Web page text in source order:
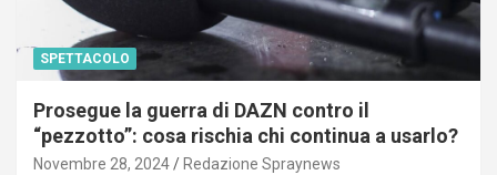
SPETTACOLO
Prosegue la guerra di DAZN contro il
“pezzotto”: cosa rischia chi continua a usarlo?
Novembre 28, 2024 Redazione Spraynews